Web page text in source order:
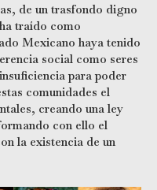
de un trasfondo digno
traído como
Mexicano haya tenido
social como seres
para poder
comunidades el
creando una ley
con ello el
la existencia de un